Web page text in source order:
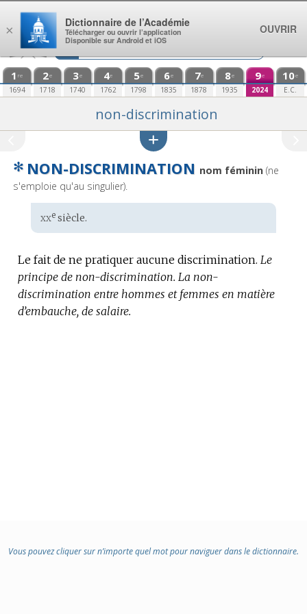
Aller au contenu
1 re
1694
2e
1718
3e
1740
4e
1762
5e
1798
6e
1835
7e
1878
8e
1935
9e
2024
10e
E.C.
non-discrimination
✻ NON-DISCRIMINATION nom féminin(ne
s'emploie qu'au singulier).
Étymologie
:
xxesiècle.
Le fait de ne pratiquer aucune discrimination. Le
principe de non-discrimination. La non-
discrimination entre hommes et femmes en matière
d’embauche, de salaire.
Vous pouvez cliquer sur n’importe quel mot pour naviguer dans le dictionnaire.
×
Dictionnaire de l’Académie
Télécharger ou ouvrir l’application
Disponible sur Android et iOS
OUVRIR